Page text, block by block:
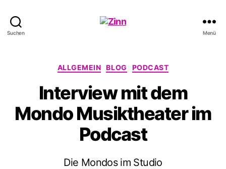
Suchen Menü
Kategorien
ALLGEMEIN BLOG PODCAST
Interview mit dem
Mondo Musiktheater im
Podcast
Die Mondos im Studio